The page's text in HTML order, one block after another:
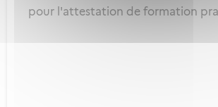
pour l'attestation de formation